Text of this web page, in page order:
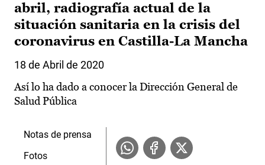
abril, radiografía actual de la
situación sanitaria en la crisis del
coronavirus en Castilla-La Mancha
18 de Abril de 2020
Así lo ha dado a conocer la Dirección General de
Salud Pública
Notas de prensa
Fotos